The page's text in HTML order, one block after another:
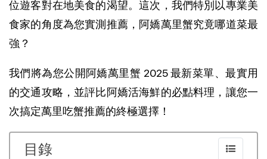
位遊客對在地美食的渴望。這次，我們特別以專業美
食家的角度為您實測推薦，阿嬌萬里蟹究竟哪道菜最
強？
我們將為您公開阿嬌萬里蟹 2025 最新菜單、最實用
的交通攻略，並評比阿嬌活海鮮的必點料理，讓您一
次搞定萬里吃蟹推薦的終極選擇！
目錄